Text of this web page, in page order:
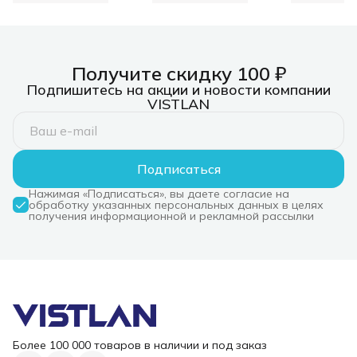
Получите скидку 100 ₽
Подпишитесь на акции и новости компании
VISTLAN
Подписаться
Нажимая «Подписаться», вы даете согласие на
обработку указанных персональных данных в целях
получения информационной и рекламной рассылки
Более 100 000 товаров в наличии и под заказ